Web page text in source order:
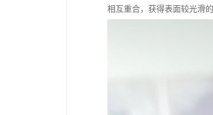
相互重合，获得表面较光滑